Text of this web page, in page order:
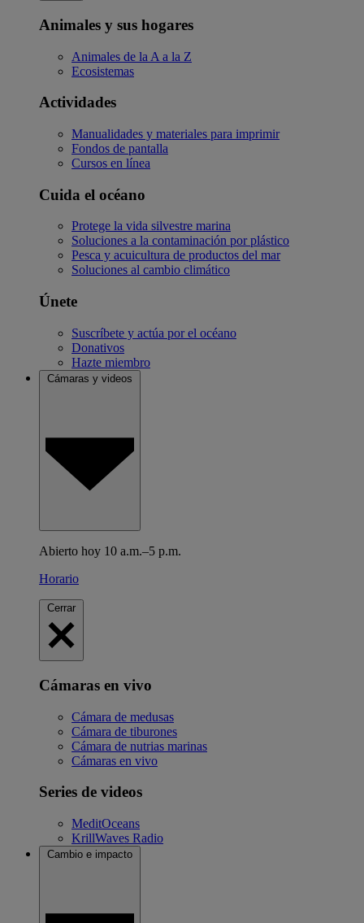
Animales y sus hogares
Animales de la A a la Z
Ecosistemas
Actividades
Manualidades y materiales para imprimir
Fondos de pantalla
Cursos en línea
Cuida el océano
Protege la vida silvestre marina
Soluciones a la contaminación por plástico
Pesca y acuicultura de productos del mar
Soluciones al cambio climático
Únete
Suscríbete y actúa por el océano
Donativos
Hazte miembro
Cámaras y videos
Abierto hoy 10 a.m.–5 p.m.
Horario
Cerrar
Cámaras en vivo
Cámara de medusas
Cámara de tiburones
Cámara de nutrias marinas
Cámaras en vivo
Series de videos
MeditOceans
KrillWaves Radio
Cambio e impacto